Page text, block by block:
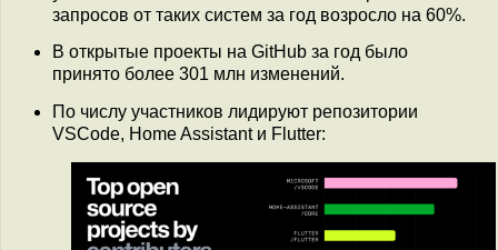
запросов от таких систем за год возросло на 60%.
В открытые проекты на GitHub за год было
принято более 301 млн изменений.
По числу участников лидируют репозитории
VSCode, Home Assistant и Flutter: